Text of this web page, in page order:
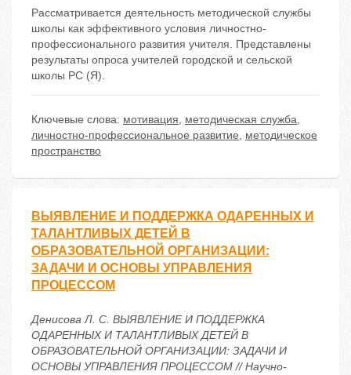
Рассматривается деятельность методической службы
школы как эффективного условия личностно-
профессионального развития учителя. Представлены
результаты опроса учителей городской и сельской
школы РС (Я).
Ключевые слова: мотивация, методическая служба,
личностно-профессиональное развитие, методическое
пространство
ВЫЯВЛЕНИЕ И ПОДДЕРЖКА ОДАРЕННЫХ И
ТАЛАНТЛИВЫХ ДЕТЕЙ В
ОБРАЗОВАТЕЛЬНОЙ ОРГАНИЗАЦИИ:
ЗАДАЧИ И ОСНОВЫ УПРАВЛЕНИЯ
ПРОЦЕССОМ
Денисова Л. С. ВЫЯВЛЕНИЕ И ПОДДЕРЖКА
ОДАРЕННЫХ И ТАЛАНТЛИВЫХ ДЕТЕЙ В
ОБРАЗОВАТЕЛЬНОЙ ОРГАНИЗАЦИИ: ЗАДАЧИ И
ОСНОВЫ УПРАВЛЕНИЯ ПРОЦЕССОМ // Научно-